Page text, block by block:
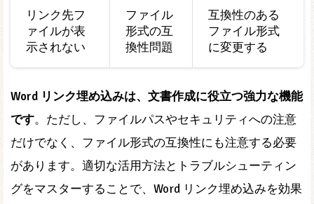
リンク先フ
ァイルが表
示されない
ファイル
形式の互
換性問題
互換性のある
ファイル形式
に変更する
Word リンク埋め込みは、文書作成に役立つ強力な機能
です。ただし、ファイルパスやセキュリティへの注意
だけでなく、ファイル形式の互換性にも注意する必要
があります。適切な活用方法とトラブルシューティン
グをマスターすることで、Word リンク埋め込みを効果